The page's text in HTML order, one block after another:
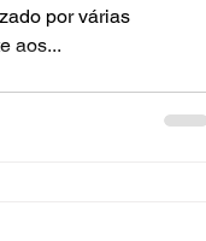
por várias
aos...